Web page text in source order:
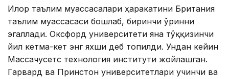
Илғор таълим муассасалари ҳаракатини Британия
таълим муассасаси бошлаб, биринчи ўринни
эгаллади. Оксфорд университети яна тўққизинчи
йил кетма-кет энг яхши деб топилди. Ундан кейин
Массачусетс технология институти жойлашган.
Гарвард ва Принстон университетлари учинчи ва